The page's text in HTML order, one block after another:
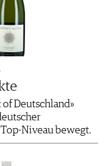
Deutschland»
Niveau bewegt.